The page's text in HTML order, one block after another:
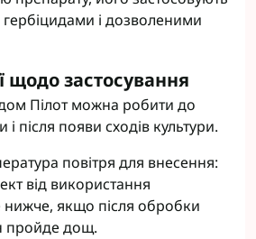
і дозволеними
щодо застосування
Пілот можна робити до
і після появи сходів культури.
повітря для внесення:
від використання
нижче, якщо після обробки
пройде дощ.